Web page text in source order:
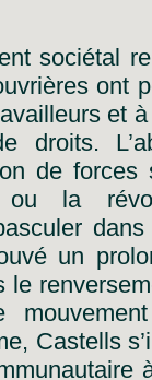
sociétal
ont
et à
droits.
de forces
ou la
dans
un
le
mouvement
Castells